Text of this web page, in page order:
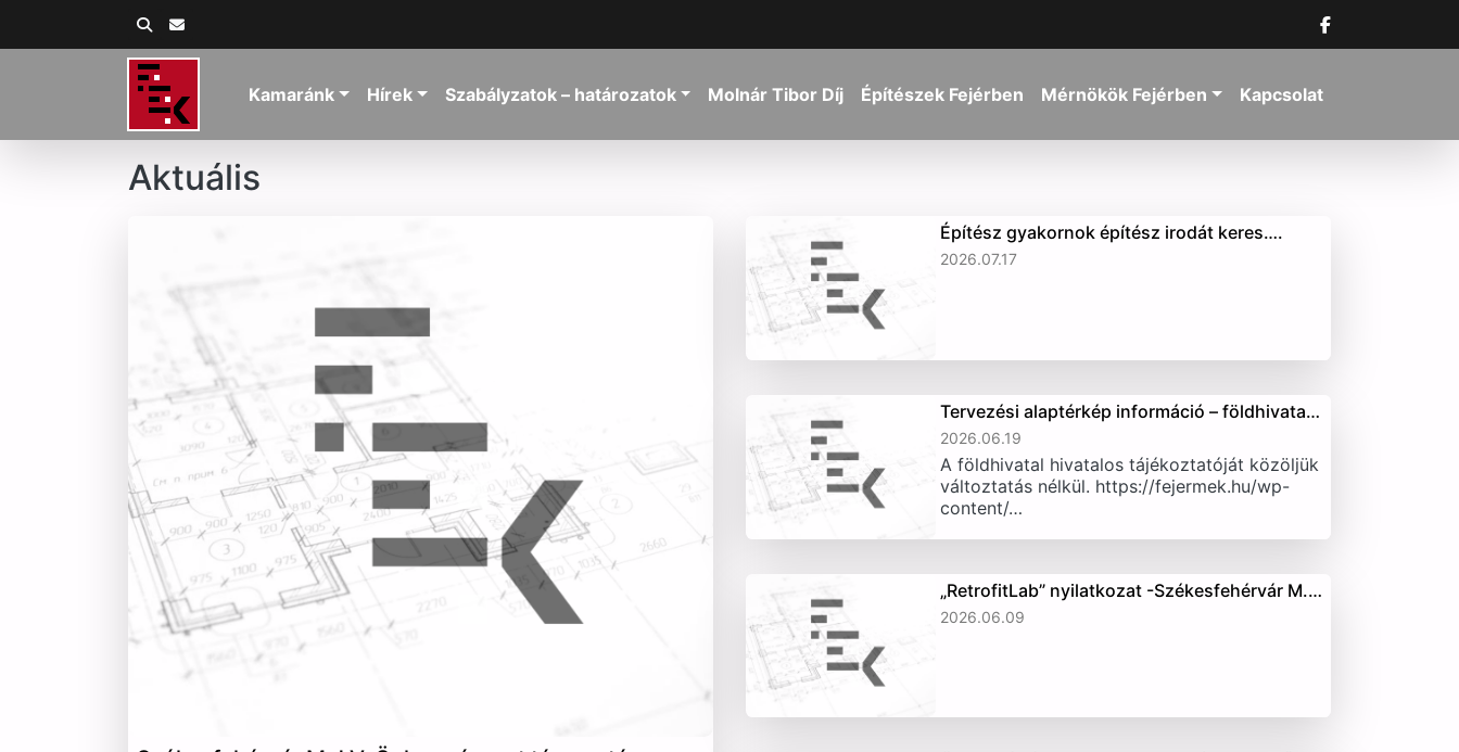
Kamaránk Hírek Szabályzatok – határozatok Molnár Tibor Díj Építészek Fejérben Mérnökök Fejérben Kapcsolat
Aktuális
Építész gyakornok építész irodát keres….
2026.07.17
Tervezési alaptérkép információ – földhivata…
2026.06.19
A földhivatal hivatalos tájékoztatóját közöljük
változtatás nélkül. https://fejermek.hu/wp-
content/…
„RetrofitLab” nyilatkozat -Székesfehérvár M.…
2026.06.09